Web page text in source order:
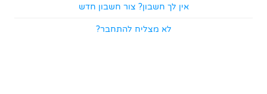
אין לך חשבון? צור חשבון חדש
לא מצליח להתחבר?